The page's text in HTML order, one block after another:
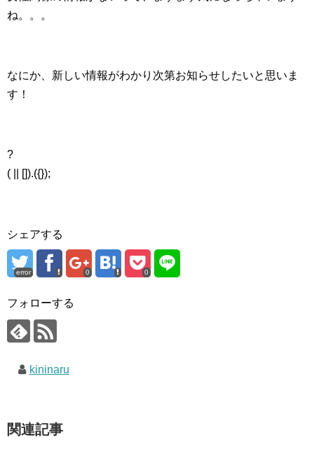
ね。。。
なにか、新しい情報がわかり次第お知らせしたいと思いま
す！
?
( || []).({});
シェアする
error 0 0
フォローする
kininaru
関連記事